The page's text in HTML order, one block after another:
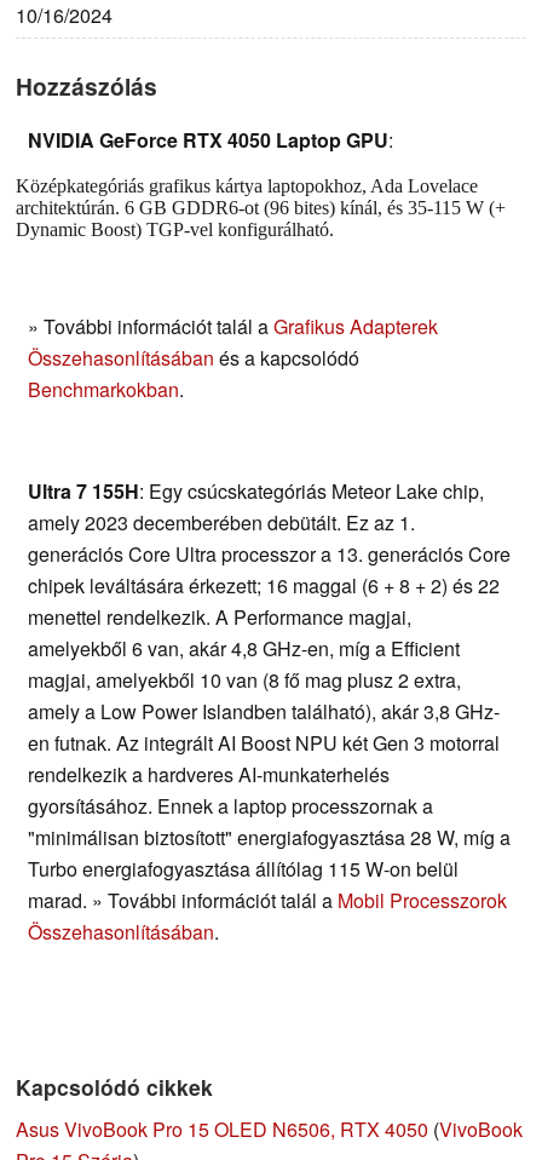
10/16/2024
Hozzászólás
NVIDIA GeForce RTX 4050 Laptop GPU:
Középkategóriás grafikus kártya laptopokhoz, Ada Lovelace
architektúrán. 6 GB GDDR6-ot (96 bites) kínál, és 35-115 W (+
Dynamic Boost) TGP-vel konfigurálható.
» További információt talál aGrafikus Adapterek
Összehasonlításában és a kapcsolódó
Benchmarkokban.
Ultra 7 155H: Egy csúcskategóriás Meteor Lake chip,
amely 2023 decemberében debütált. Ez az 1.
generációs Core Ultra processzor a 13. generációs Core
chipek leváltására érkezett; 16 maggal (6 + 8 + 2) és 22
menettel rendelkezik. A Performance magjai,
amelyekből 6 van, akár 4,8 GHz-en, míg a Efficient
magjai, amelyekből 10 van (8 fő mag plusz 2 extra,
amely a Low Power Islandben található), akár 3,8 GHz-
en futnak. Az integrált AI Boost NPU két Gen 3 motorral
rendelkezik a hardveres AI-munkaterhelés
gyorsításához. Ennek a laptop processzornak a
"minimálisan biztosított" energiafogyasztása 28 W, míg a
Turbo energiafogyasztása állítólag 115 W-on belül
marad. » További információt talál a Mobil Processzorok
Összehasonlításában.
Kapcsolódó cikkek
Asus VivoBook Pro 15 OLED N6506, RTX 4050 (VivoBook